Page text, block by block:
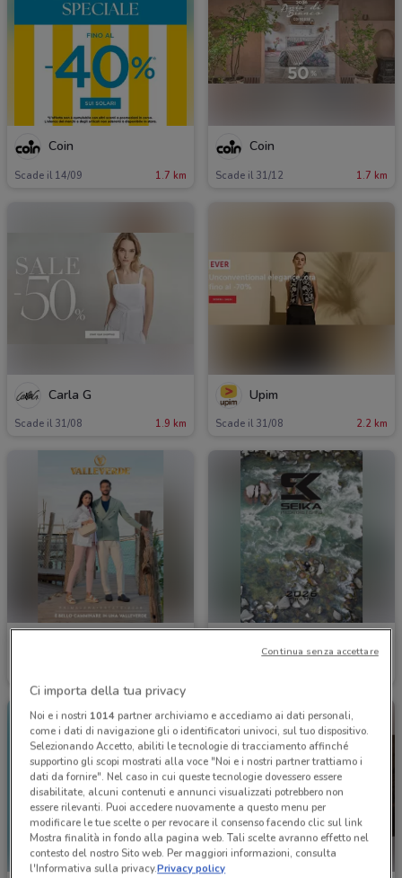
Coin
Scade il 14/09 1.7 km
Coin
Scade il 31/12 1.7 km
Carla G
Scade il 31/08 1.9 km
Upim
Scade il 31/08 2.2 km
Ci importa della tua privacy
Noi e i nostri 1014partner archiviamo e accediamo ai dati personali,
come i dati di navigazione gli o identificatori univoci, sul tuo dispositivo.
Selezionando Accetto, abiliti le tecnologie di tracciamento affinché
supportino gli scopi mostrati alla voce "Noi e i nostri partner trattiamo i
dati da fornire". Nel caso in cui queste tecnologie dovessero essere
disabilitate, alcuni contenuti e annunci visualizzati potrebbero non
essere rilevanti. Puoi accedere nuovamente a questo menu per
modificare le tue scelte o per revocare il consenso facendo clic sul link
Mostra finalità in fondo alla pagina web. Tali scelte avranno effetto nel
contesto del nostro Sito web. Per maggiori informazioni, consulta
l'Informativa sulla privacy.Privacy policy
Continua senza accettare